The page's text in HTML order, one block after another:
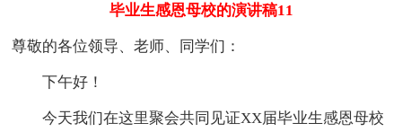
毕业生感恩母校的演讲稿11
尊敬的各位领导、老师、同学们：
下午好！
今天我们在这里聚会共同见证XX届毕业生感恩母校